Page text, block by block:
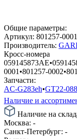
Общие параметры:
Артикул: 801257-0001
Производитель:
Кросс-номера
059145873AE•
0001 •801257-0002•
Запчасти:
AC-G283eh•GT22-088
Наличие и
Наличие на
Москва: -
Санкт-Петербург: -